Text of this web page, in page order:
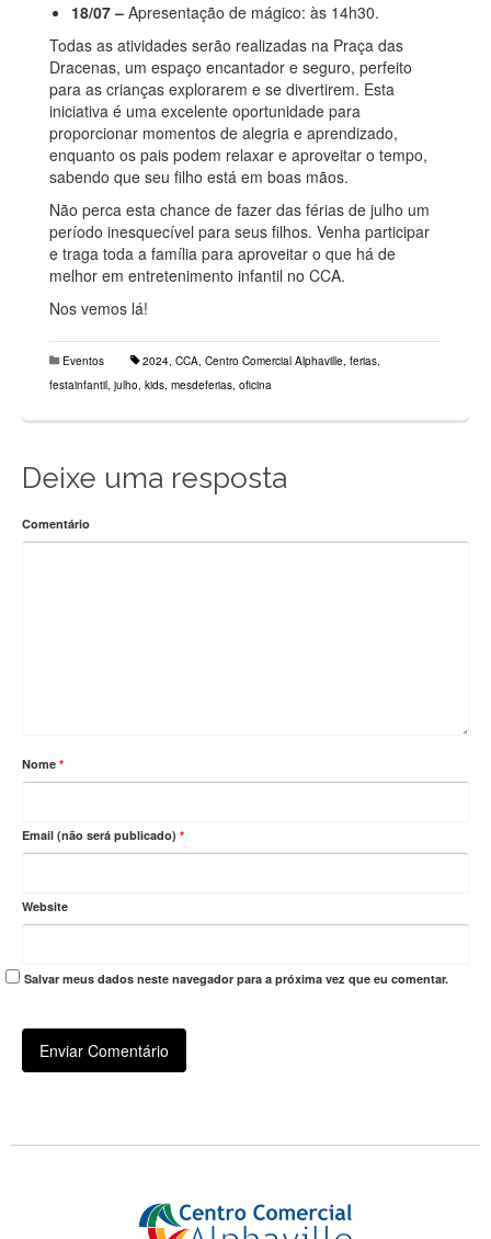
18/07 – Apresentação de mágico: às 14h30.
Todas as atividades serão realizadas na Praça das
Dracenas, um espaço encantador e seguro, perfeito
para as crianças explorarem e se divertirem. Esta
iniciativa é uma excelente oportunidade para
proporcionar momentos de alegria e aprendizado,
enquanto os pais podem relaxar e aproveitar o tempo,
sabendo que seu filho está em boas mãos.
Não perca esta chance de fazer das férias de julho um
período inesquecível para seus filhos. Venha participar
e traga toda a família para aproveitar o que há de
melhor em entretenimento infantil no CCA.
Nos vemos lá!
Eventos 2024, CCA, Centro Comercial Alphaville, ferias,
festainfantil, julho, kids, mesdeferias, oficina
Deixe uma resposta
Comentário
Nome *
Email (não será publicado) *
Website
Salvar meus dados neste navegador para a próxima vez que eu comentar.